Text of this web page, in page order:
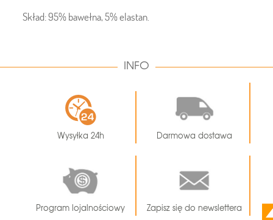
Skład: 95% bawełna, 5% elastan.
INFO
Wysyłka 24h Darmowa dostawa
Program lojalnościowy Zapisz się do newslettera